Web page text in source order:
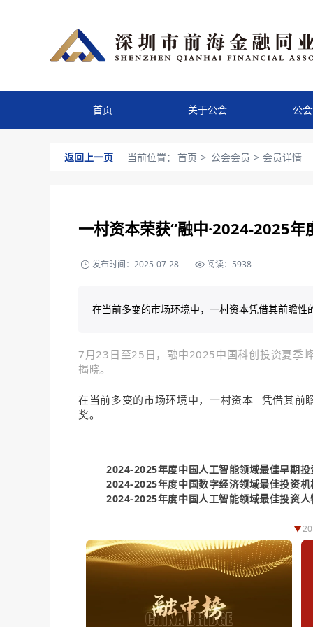
首页 关于公会 公
返回上一页 当前位置： 首页 > 公会会员 > 会员详情
一村资本荣获“融中·2024-2025
发布时间：2025-07-28 阅读：5938
在当前多变的市场环境中，一村资本凭借其前瞻
7月23日至25日，融中2025中国科创投资夏季
揭晓。
在当前多变的市场环境中， 一村资本
凭借其前
奖。
2024-2025年度中国人工智能领域最佳早期投
2024-2025年度中国数字经济领域最佳投资机
2024-2025年度中国人工智能领域最佳投资人
▼